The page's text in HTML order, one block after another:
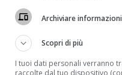
. “È ancora presto, ma
questi umani, a
Archiviare
Scopri di più
I tuoi dati personali verranno
raccolte dal tuo dispositivo